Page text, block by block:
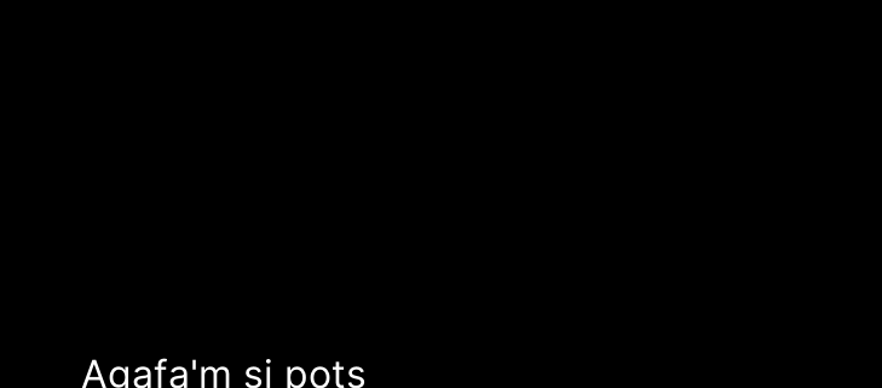
Agafa'm si pots